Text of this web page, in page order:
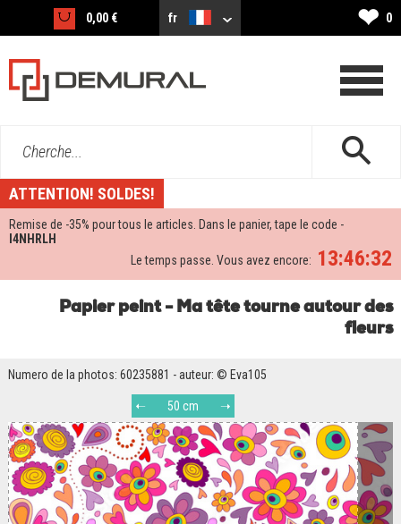
0,00 € fr ❤ 0
Cherche...
ATTENTION! SOLDES!
Remise de -35% pour tous le articles. Dans le panier, tape le code -
I4NHRLH
13:46:31
Le temps passe. Vous avez encore:
Papier peint - Ma tête tourne autour des
fleurs
Numero de la photos: 60235881 - auteur: © Eva105
50 cm